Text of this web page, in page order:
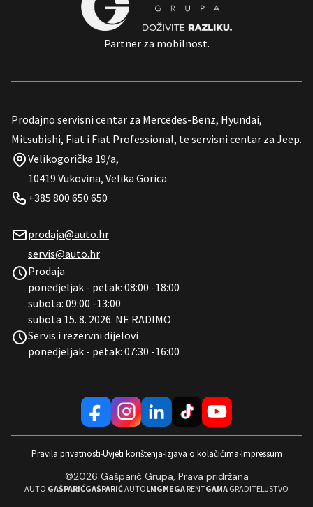
Partner za mobilnost.
Prodajno servisni centar za Mercedes-Benz, Hyundai,
Mitsubishi, Fiat i Fiat Professional, te servisni centar za Jeep.
Velikogorička 19/a,
10419 Vukovina, Velika Gorica
+385 800 650 650
prodaja@auto.hr
servis@auto.hr
Prodaja
ponedjeljak - petak: 08:00 -18:00
subota: 09:00 -13:00
subota 15. 8. 2026. NE RADIMO
Servis i rezervni dijelovi
ponedjeljak - petak: 07:30 -16:00
Pravila privatnosti•Uvjeti korištenja•Izjava o kolačićima•Impressum
©2026 Gašparić Grupa, Prava pridržana
AUTO GAŠPARIĆGAŠPARIĆAUTOLMGMEGA RENTGAMA GRADITELJSTVO